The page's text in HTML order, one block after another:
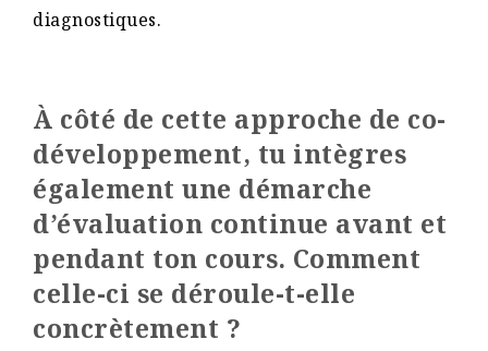
diagnostiques.
À côté de cette approche de co-
développement, tu intègres
également une démarche
d’évaluation continue avant et
pendant ton cours. Comment
celle-ci se déroule-t-elle
concrètement ?